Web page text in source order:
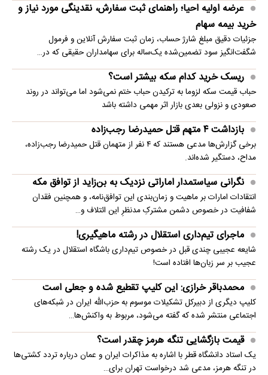
عرضه اولیه احیا؛ راهنمای ثبت سفارش، نقدینگی مورد نیاز و
خرید بیمه سهام
جزئیات دقیق مبلغ شارژ حساب، زمان ثبت سفارش آنلاین و فرمول
شگفت‌انگیز سود تضمین‌شده یک‌ساله برای سهامداران حقیقی که در…
ریسک خرید کدام سکه بیشتر است؟
حباب قیمت سکه لزوما به ترکیدن حباب ختم نمی‌شود اما می‌تواند در روند
صعودی و نزولی بعدی بازار اثر مهمی داشته باشد
بازداشت ۴ متهم قتل حمیدرضا رجب‌زاده
برخی گزارش‌ها مدعی هستند که ۴ نفر از متهمان قتل حمیدرضا رجب‌زاده،
مداح، دستگیر شده‌اند.
نگرانی سیاستمدار اماراتی نزدیک به بن‌زاید از توافق مکه
انتقادات امارات بر ماهیت و زمان‌بندی این توافق‌نامه، و همچنین فقدان
شفافیت در خصوص دشمن مشترکِ مدنظرِ این ائتلاف و…
ماجرای تیم‌داری استقلال در رشته ماهیگیری!
شایعه عجیبی چندی قبل در خصوص تیم‌داری باشگاه استقلال در یک رشته
عجیب بر سر زبان‌ها افتاده است!
محمدباقر خرازی: این کلیپ تقطیع شده و جعلی است
کلیپ دیگری از دبیرکل تشکیلات موسوم به حزب‌الله ایران در شبکه‌های
اجتماعی منتشر شده که گفته می‌شود، مربوط به واکنش‌ها…
قیمت بازگشایی تنگه هرمز چقدر است؟
یک استاد دانشگاه قطر با اشاره به مذاکرات ایران و عمان درباره تردد کشتی‌ها
در تنگه هرمز، مدعی شد درخواست تهران برای…